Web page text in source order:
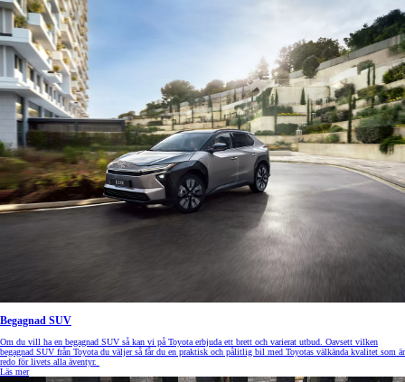
Begagnad SUV
Om du vill ha en begagnad SUV så kan vi på Toyota erbjuda ett brett och varierat utbud. Oavsett vilken
begagnad SUV från Toyota du väljer så får du en praktisk och pålitlig bil med Toyotas välkända kvalitet som är
redo för livets alla äventyr.
Läs mer